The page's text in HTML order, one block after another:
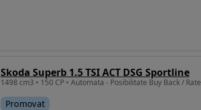
Skoda Superb 1.5 TSI ACT DSG Sportline
Promovat